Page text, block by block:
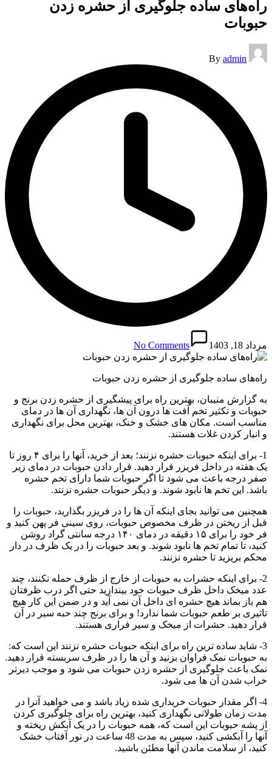
راه‌های ساده جلوگیری از حشره زدن
حبوبات
Posted
by
By admin
مرداد 18, 1403 No Comments
راه‌های ساده جلوگیری از حشره زدن حبوبات
به گزارش منیبان، بهترین راه برای پیشگیری از حشره زدن برنج و
حبوبات و تکثیر تخم آفت‌ ها درون آن ها،‌ نگهداری آن ها در دمای
مناسب است. مکان های خشک و خنک، بهترین محل برای نگهداری
و انبار کردن غلات هستند.
1- برای اینکه حبوبات حشره نزنند؛ بعد از خرید، آنها را برای ۴ روز تا
یک هفته در داخل فریزر قرار دهید. قرار دادن حبوبات در دمای زیر
صفر درجه باعث می شود تا اگر حبوبات شما دارای تخم حشره
باشد. این تخم ها نابود شوند. و دیگر حبوبات حشره نزنند.
همچنین می توانید بجای اینکه آن ها را در فریزر بگذارید، حبوبات را
قبل از ریختن در ظرف مخصوص حبوبات، روی سینی فر پهن کنید و
فر خود را برای ۱۵ دقیقه در دمای ۱۴۰ درجه سانتی گراد روشن
کنید، تا تمام تخم ها نابود شوند. و بعد حبوبات را در یک ظرف در دار
محکم بریزید تا حشره نزنند.
2- برای اینکه حشرات به حبوبات از خارج از ظرف حمله نکنند، چند
عدد میخک داخل ظرف حبوبات خود بیندازید حتی اگر درب ظرفتان
هم باز بماند هیچ حشره ای داخل آن نمی آید و در ضمن این کار هیچ
تاثیری بر طعم حبوبات شما ندارد! و برای برنج چند حبه سیر در آن
قرار دهید. حشرات از میخک و سیر فراری هستند.
3- شاید ساده ترین راه برای اینکه حبوبات حشره نزنند این است که:
به حبوبات نمک فراوان بزنید و آن ها را در ظرف سربسته قرار دهید.
نمک باعث جلوگیری از حشره زدن حبوبات می شود و موجب دیرتر
خراب شدن آن ها می شود.
4- اگر مقدار حبوبات خریداری شده زیاد باشد و می خواهید آنرا در
مدت زمان طولانی نگهداری کنید، بهترین راه برای جلوگیری کردن
از پشه حبوبات این است که، همه حبوبات را در یک آبکش ریخته و
آنها را آبکشی کنید، سپس به مدت 48 ساعت در نور آفتاب خشک
کنید، از سلامت ماندن آنها مطئن باشید.